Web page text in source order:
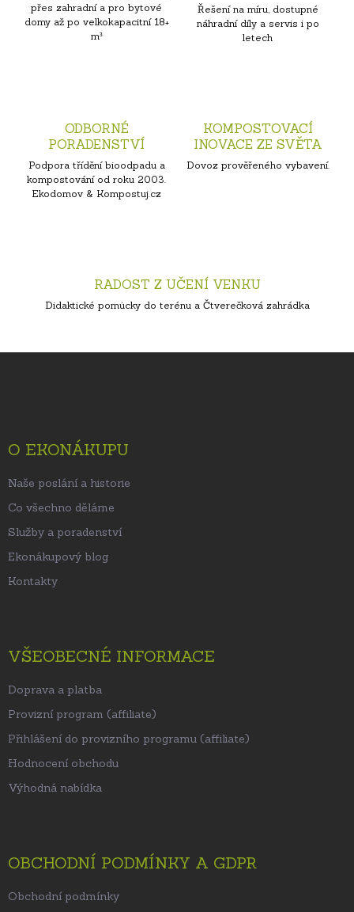
přes zahradní a pro bytové
domy až po velkokapacitní 18+
m³
Řešení na míru, dostupné
náhradní díly a servis i po
letech
ODBORNÉ
PORADENSTVÍ
Podpora třídění bioodpadu a
kompostování od roku 2003.
Ekodomov & Kompostuj.cz
KOMPOSTOVACÍ
INOVACE ZE SVĚTA
Dovoz prověřeného vybavení.
RADOST Z UČENÍ VENKU
Didaktické pomůcky do terénu a Čtverečková zahrádka
O EKONÁKUPU
Naše poslání a historie
Co všechno děláme
Služby a poradenství
Ekonákupový blog
Kontakty
VŠEOBECNÉ INFORMACE
Doprava a platba
Provizní program (affiliate)
Přihlášení do provizního programu (affiliate)
Hodnocení obchodu
Výhodná nabídka
OBCHODNÍ PODMÍNKY A GDPR
Obchodní podmínky